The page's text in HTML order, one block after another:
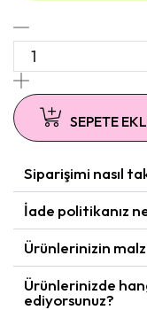
SEPETE
Siparişimi nasıl
İade politikanız
Ürünlerinizin
Ürünlerinizde
ediyorsunuz?